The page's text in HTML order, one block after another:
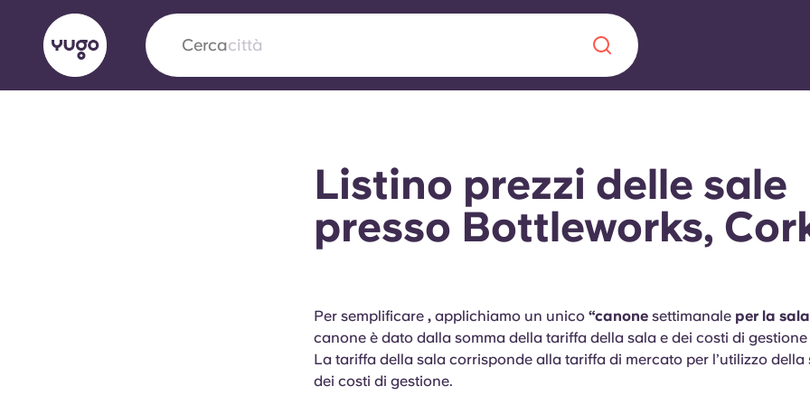
Cercacittà
settore Alloggi per Studenti
La partnership pionieristica Yugocon VCARB alimenta
l'innovazione, l'ambizione e momenti indimenticabili per gli
Domande
Blog
Listino prezzi delle sale
presso Bottleworks,
Per semplificare , applichiamo un unico “canone settimanale per la
canone è dato dalla somma della tariffa della sala e dei costi di gestione
La tariffa della sala corrisponde alla tariffa di mercato per l’utilizzo della
dei costi di gestione.